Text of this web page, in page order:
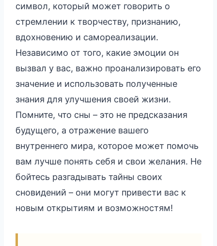
символ, который может говорить о
стремлении к творчеству, признанию,
вдохновению и самореализации.
Независимо от того, какие эмоции он
вызвал у вас, важно проанализировать его
значение и использовать полученные
знания для улучшения своей жизни.
Помните, что сны – это не предсказания
будущего, а отражение вашего
внутреннего мира, которое может помочь
вам лучше понять себя и свои желания. Не
бойтесь разгадывать тайны своих
сновидений – они могут привести вас к
новым открытиям и возможностям!